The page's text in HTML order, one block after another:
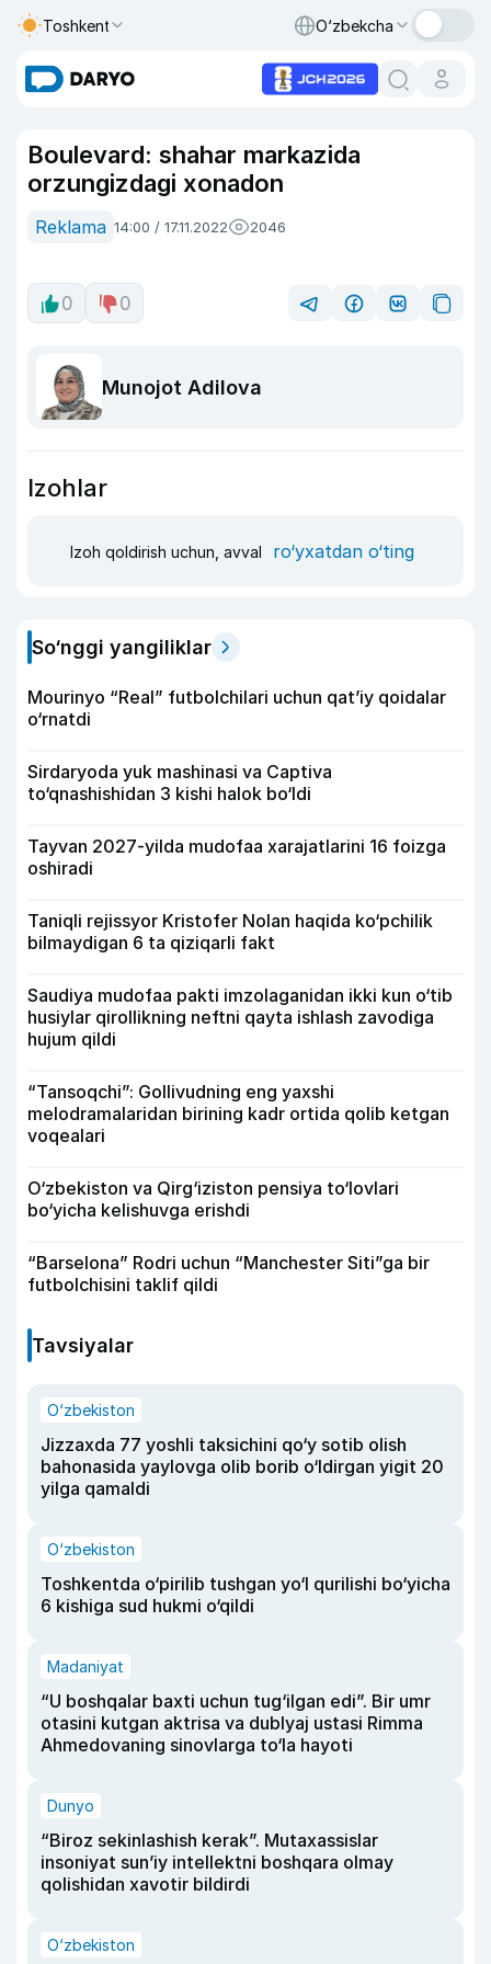
Toshkent O‘zbekcha
Boulevard: shahar markazida
orzungizdagi xonadon
Reklama 14:00 / 17.11.2022 2046
0 0
Munojot Adilova
Izohlar
Izoh qoldirish uchun, avval ro‘yxatdan o‘ting
So‘nggi yangiliklar
Mourinyo “Real” futbolchilari uchun qat’iy qoidalar
o‘rnatdi
Sirdaryoda yuk mashinasi va Captiva
to‘qnashishidan 3 kishi halok bo‘ldi
Tayvan 2027-yilda mudofaa xarajatlarini 16 foizga
oshiradi
Taniqli rejissyor Kristofer Nolan haqida ko‘pchilik
bilmaydigan 6 ta qiziqarli fakt
Saudiya mudofaa pakti imzolaganidan ikki kun o‘tib
husiylar qirollikning neftni qayta ishlash zavodiga
hujum qildi
“Tansoqchi”: Gollivudning eng yaxshi
melodramalaridan birining kadr ortida qolib ketgan
voqealari
O‘zbekiston va Qirg‘iziston pensiya to‘lovlari
bo‘yicha kelishuvga erishdi
“Barselona” Rodri uchun “Manchester Siti”ga bir
futbolchisini taklif qildi
Tavsiyalar
O‘zbekiston
Jizzaxda 77 yoshli taksichini qo‘y sotib olish
bahonasida yaylovga olib borib o‘ldirgan yigit 20
yilga qamaldi
O‘zbekiston
Toshkentda o‘pirilib tushgan yo‘l qurilishi bo‘yicha
6 kishiga sud hukmi o‘qildi
Madaniyat
“U boshqalar baxti uchun tug‘ilgan edi”. Bir umr
otasini kutgan aktrisa va dublyaj ustasi Rimma
Ahmedovaning sinovlarga to‘la hayoti
Dunyo
“Biroz sekinlashish kerak”. Mutaxassislar
insoniyat sun’iy intellektni boshqara olmay
qolishidan xavotir bildirdi
O‘zbekiston